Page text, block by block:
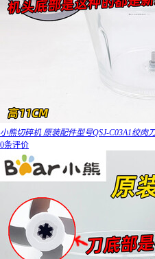
小熊切碎机 原装配件型号QSJ-C03A1绞
0条评价